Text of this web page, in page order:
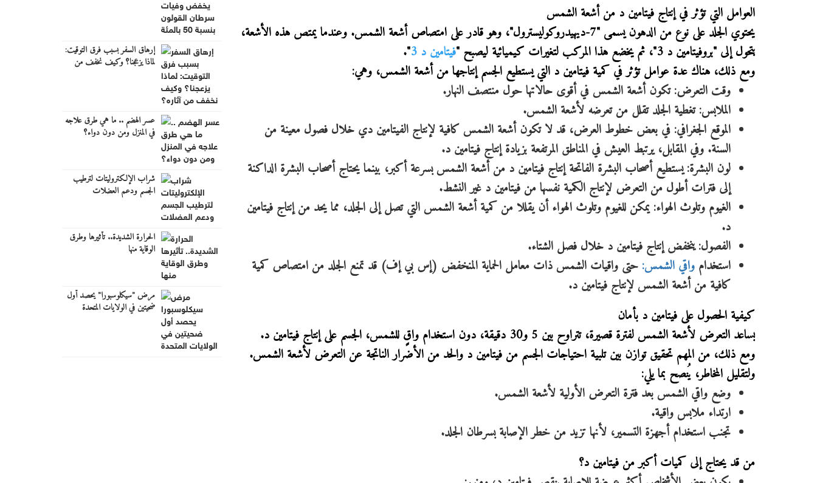
العوامل التي تؤثر في إنتاج فيتامين د من أشعة الشمس
يحتوي الجلد على نوع من الدهون يسمى "7-ديهيدروكوليسترول"، وهو قادر على امتصاص أشعة الشمس. وعندما يمتص هذه الأشعة،
يتحول إلى "بروفيتامين د 3"، ثم يخضع هذا المركب لتغيرات كيميائية ليصبح "
فيتامين د 3 ".
ومع ذلك، هناك عدة عوامل تؤثر في كمية فيتامين د التي يستطيع الجسم إنتاجها من أشعة الشمس، وهي:
وقت التعرض: تكون أشعة الشمس في أقوى حالاتها حول منتصف النهار.
الملابس: تغطية الجلد تقلل من تعرضه لأشعة الشمس.
الموقع الجغرافي: في بعض خطوط العرض، قد لا تكون أشعة الشمس كافية لإنتاج الفيتامين دي خلال فصول معينة من
السنة. وفي المقابل، يرتبط العيش في المناطق المرتفعة بزيادة إنتاج فيتامين د.
لون البشرة: يستطيع أصحاب البشرة الفاتحة إنتاج فيتامين د من أشعة الشمس بسرعة أكبر، بينما يحتاج أصحاب البشرة الداكنة
إلى فترات أطول من التعرض لإنتاج الكمية نفسها من فيتامين د غير النشط.
الغيوم وتلوث الهواء: يمكن للغيوم وتلوث الهواء أن يقللا من كمية أشعة الشمس التي تصل إلى الجلد، مما يحد من إنتاج فيتامين
د.
الفصول: ينخفض إنتاج فيتامين د خلال فصل الشتاء.
استخدام واقي الشمس: حتى واقيات الشمس ذات معامل الحماية المنخفض (إس بي إف) قد تمنع الجلد من امتصاص كمية
كافية من أشعة الشمس لإنتاج فيتامين د.
كيفية الحصول على فيتامين د بأمان
يساعد التعرض لأشعة الشمس لفترة قصيرة، تتراوح بين 5 و30 دقيقة، دون استخدام واقٍ للشمس، الجسم على إنتاج فيتامين د.
ومع ذلك، من المهم تحقيق توازن بين تلبية احتياجات الجسم من فيتامين د والحد من الأضرار الناتجة عن التعرض لأشعة الشمس.
ولتقليل المخاطر، يُنصح بما يلي:
وضع واقي الشمس بعد فترة التعرض الأولية لأشعة الشمس.
ارتداء ملابس واقية.
تجنب استخدام أجهزة التسمير، لأنها تزيد من خطر الإصابة بسرطان الجلد.
من قد يحتاج إلى كميات أكبر من فيتامين د؟
إرهاق السفر بسبب فرق التوقيت:
لماذا يزعجنا؟ وكيف نخفف من
عسر الهضم .. ما هي طرق علاجه
في المنزل ومن دون دواء؟
شراب الإلكتروليتات لترطيب
الجسم ودعم العضلات
الحرارة الشديدة.. تأثيرها وطرق
الوقاية منها
مرض "سيكلوسبورا" يحصد أول
ضحيتين في الولايات المتحدة